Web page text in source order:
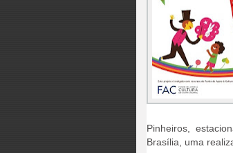
Pinheiros,
Brasília, uma